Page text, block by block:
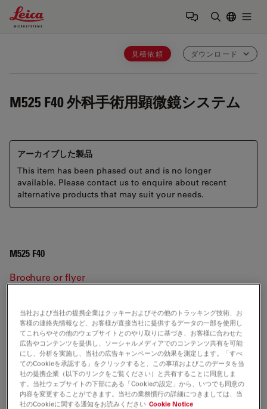
Leica Microsystems Logo
見積依頼 ダウンロード
M525 F40外科手術用顕微鏡システム
アーカイブした製品
This item has been phased out and is no longer
available. Please contact us to enquire about recent
alternative products that may suit your needs.
M525 F40
Brochure or flyer
M525 F40
BROCHURE OR FLYER
ErgonOptic Brochure MC-0000320 EN
当社および当社の提携企業はクッキーおよびその他のトラッキング技術、お
客様の連絡先情報など、お客様が直接当社に提供するデータの一部を使用し
てこれらやその他のウェブサイトとのやり取りに基づき、お客様に合わせた
広告やコンテンツを提供し、ソーシャルメディアでのコンテンツ共有を可能
にし、分析を実施し、当社の広告キャンペーンの効果を測定します。「すべ
てのCookieを承認する」をクリックすると、この事項およびこのデータを当
社の提携企業（以下のリンクをご覧ください）と共有することに同意しま
す。当社ウェブサイトの下部にある「Cookieの設定」から、いつでも同意の
内容を変更することができます。当社の業務慣行の詳細につきましては、当
社のCookieに関する通知をお読みください Cookie Notice